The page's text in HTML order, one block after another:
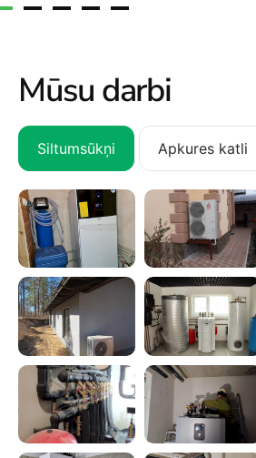
Mūsu darbi
Siltumsūkņi Apkures katli